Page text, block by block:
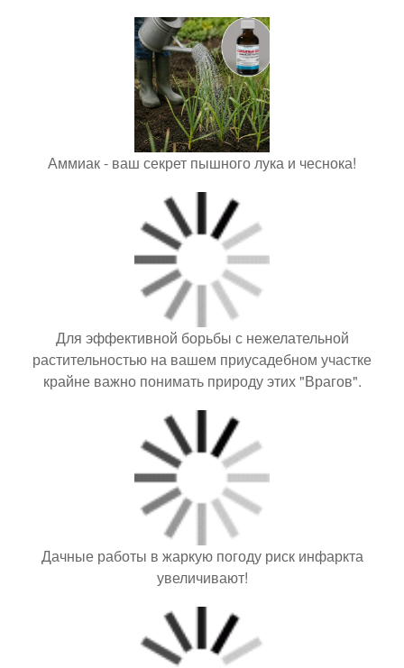
Аммиак - ваш секрет пышного лука и чеснока!
Для эффективной борьбы с нежелательной
растительностью на вашем приусадебном участке
крайне важно понимать природу этих "Врагов".
Дачные работы в жаркую погоду риск инфаркта
увеличивают!